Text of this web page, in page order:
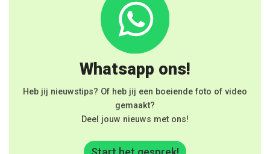
Whatsapp ons!
Heb jij nieuwstips? Of heb jij een boeiende foto of video
gemaakt?
Deel jouw nieuws met ons!